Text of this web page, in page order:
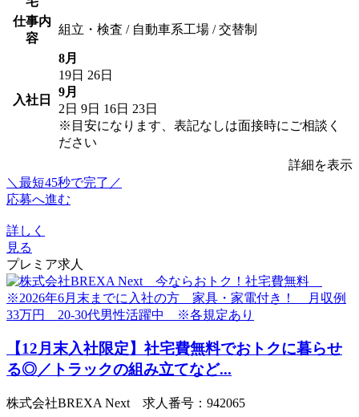
仕事内
容
組立・検査 / 自動車系工場 / 交替制
入社日
8月
19日 26日
9月
2日 9日 16日 23日
※目安になります、表記なしは面接時にご相談く
ださい
詳細を表示
＼最短45秒で完了／
応募へ進む
詳しく
見る
プレミア求人
【12月末入社限定】社宅費無料でおトクに暮らせ
る◎／トラックの組み立てなど...
株式会社BREXA Next 求人番号：942065